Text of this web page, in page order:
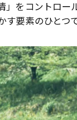
」をコントロー
要素のひとつで